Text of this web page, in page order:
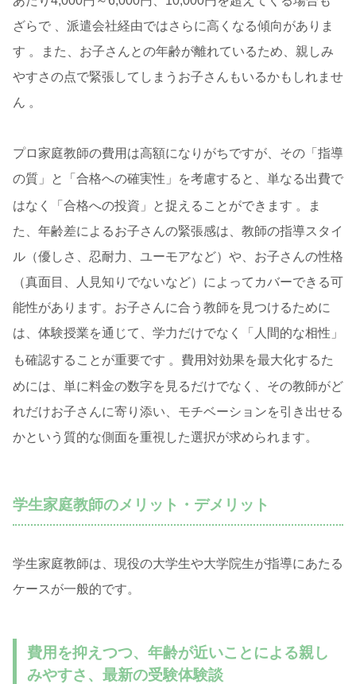
ざらで 、派遣会社経由ではさらに高くなる傾向がありま
す 。また、お子さんとの年齢が離れているため、親しみ
やすさの点で緊張してしまうお子さんもいるかもしれませ
ん 。
プロ家庭教師の費用は高額になりがちですが、その「指導
の質」と「合格への確実性」を考慮すると、単なる出費で
はなく「合格への投資」と捉えることができます 。ま
た、年齢差によるお子さんの緊張感は、教師の指導スタイ
ル（優しさ、忍耐力、ユーモアなど）や、お子さんの性格
（真面目、人見知りでないなど）によってカバーできる可
能性があります。お子さんに合う教師を見つけるために
は、体験授業を通じて、学力だけでなく「人間的な相性」
も確認することが重要です 。費用対効果を最大化するた
めには、単に料金の数字を見るだけでなく、その教師がど
れだけお子さんに寄り添い、モチベーションを引き出せる
かという質的な側面を重視した選択が求められます。
学生家庭教師のメリット・デメリット
学生家庭教師は、現役の大学生や大学院生が指導にあたる
ケースが一般的です。
費用を抑えつつ、年齢が近いことによる親し
みやすさ、最新の受験体験談